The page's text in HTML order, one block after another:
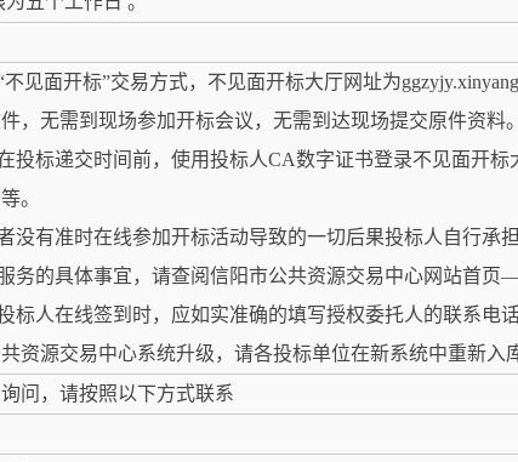
见面开标”交易方式，不见面开标大厅网址为
，无需到现场参加开标会议，无需到达现场提交原件资料。
投标递交时间前，使用投标人CA数字证书登录不见面开
。
没有准时在线参加开标活动导致的一切后果投标人自行承担
务的具体事宜，请查阅信阳市公共资源交易中心网站首
标人在线签到时，应如实准确的填写授权委托人的联系电
资源交易中心系统升级，请各投标单位在新系统中重新入
问，请按照以下方式联系